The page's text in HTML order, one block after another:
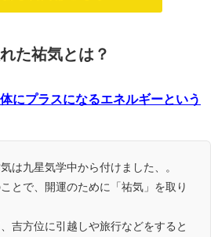
た祐気とは？
にプラスになるエネルギーという
は九星気学中から付けました、。
とで、開運のために「祐気」を取り
吉方位に引越しや旅行などをすると